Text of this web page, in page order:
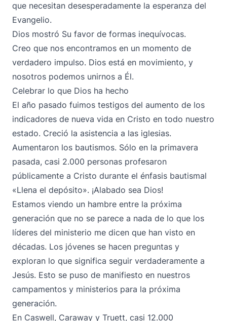
que necesitan desesperadamente la esperanza del
Evangelio.
Dios mostró Su favor de formas inequívocas.
Creo que nos encontramos en un momento de
verdadero impulso. Dios está en movimiento, y
nosotros podemos unirnos a Él.
Celebrar lo que Dios ha hecho
El año pasado fuimos testigos del aumento de los
indicadores de nueva vida en Cristo en todo nuestro
estado. Creció la asistencia a las iglesias.
Aumentaron los bautismos. Sólo en la primavera
pasada, casi 2.000 personas profesaron
públicamente a Cristo durante el énfasis bautismal
«Llena el depósito». ¡Alabado sea Dios!
Estamos viendo un hambre entre la próxima
generación que no se parece a nada de lo que los
líderes del ministerio me dicen que han visto en
décadas. Los jóvenes se hacen preguntas y
exploran lo que significa seguir verdaderamente a
Jesús. Esto se puso de manifiesto en nuestros
campamentos y ministerios para la próxima
generación.
En Caswell, Caraway y Truett, casi 12.000